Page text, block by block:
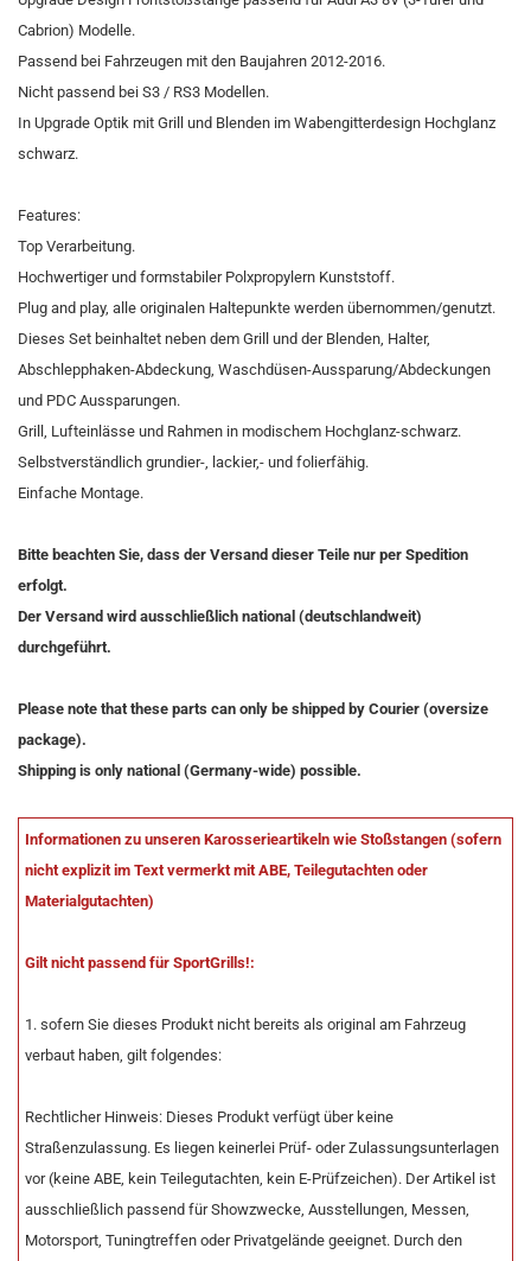
Cabrion) Modelle.
Passend bei Fahrzeugen mit den Baujahren 2012-2016.
Nicht passend bei S3 / RS3 Modellen.
In Upgrade Optik mit Grill und Blenden im Wabengitterdesign Hochglanz
schwarz.
Features:
Top Verarbeitung.
Hochwertiger und formstabiler Polxpropylern Kunststoff.
Plug and play, alle originalen Haltepunkte werden übernommen/genutzt.
Dieses Set beinhaltet neben dem Grill und der Blenden, Halter,
Abschlepphaken-Abdeckung, Waschdüsen-Aussparung/Abdeckungen
und PDC Aussparungen.
Grill, Lufteinlässe und Rahmen in modischem Hochglanz-schwarz.
Selbstverständlich grundier-, lackier,- und folierfähig.
Einfache Montage.
Bitte beachten Sie, dass der Versand dieser Teile nur per Spedition
erfolgt.
Der Versand wird ausschließlich national (deutschlandweit)
durchgeführt.
Please note that these parts can only be shipped by Courier (oversize
package).
Shipping is only national (Germany-wide) possible.
Informationen zu unseren Karosserieartikeln wie Stoßstangen (sofern
nicht explizit im Text vermerkt mit ABE, Teilegutachten oder
Materialgutachten)
Gilt nicht passend für SportGrills!:
1. sofern Sie dieses Produkt nicht bereits als original am Fahrzeug
verbaut haben, gilt folgendes:
Rechtlicher Hinweis: Dieses Produkt verfügt über keine
Straßenzulassung. Es liegen keinerlei Prüf- oder Zulassungsunterlagen
vor (keine ABE, kein Teilegutachten, kein E-Prüfzeichen). Der Artikel ist
ausschließlich passend für Showzwecke, Ausstellungen, Messen,
Motorsport, Tuningtreffen oder Privatgelände geeignet. Durch den